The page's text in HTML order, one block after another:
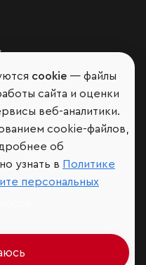
,Max
,Max
cookie — файлы
сайта и оценки
веб-аналитики.
cookie-файлов,
об
узнать в Политике
персональных